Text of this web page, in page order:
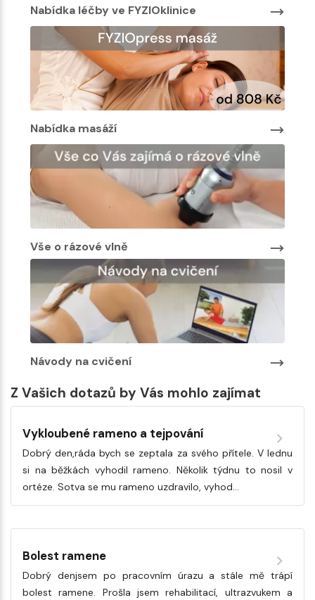
Nabídka léčby ve FYZIOklinice
Nabídka masáží
Vše o rázové vlně
Návody na cvičení
Z Vašich dotazů by Vás mohlo zajímat
Vykloubené rameno a tejpování
Dobrý den,ráda bych se zeptala za svého přítele. V lednu
si na běžkách vyhodil rameno. Několik týdnu to nosil v
ortéze. Sotva se mu rameno uzdravilo, vyhod…
Bolest ramene
Dobrý denjsem po pracovním úrazu a stále mě trápí
bolest ramene. Prošla jsem rehabilitací, ultrazvukem a